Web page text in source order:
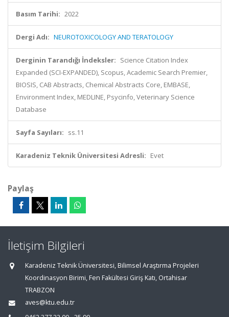
Basım Tarihi: 2022
Dergi Adı: NEUROTOXICOLOGY AND TERATOLOGY
Derginin Tarandığı İndeksler: Science Citation Index
Expanded (SCI-EXPANDED), Scopus, Academic Search Premier,
BIOSIS, CAB Abstracts, Chemical Abstracts Core, EMBASE,
Environment Index, MEDLINE, Psycinfo, Veterinary Science
Database
Sayfa Sayıları: ss.11
Karadeniz Teknik Üniversitesi Adresli: Evet
Paylaş
İletişim Bilgileri
Karadeniz Teknik Üniversitesi, Bilimsel Araştırma Projeleri
Koordinasyon Birimi, Fen Fakültesi Giriş Katı, Ortahisar
TRABZON
aves@ktu.edu.tr